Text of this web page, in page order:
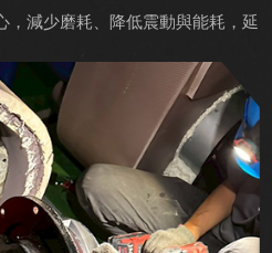
，減少磨耗、降低震動與能耗，延